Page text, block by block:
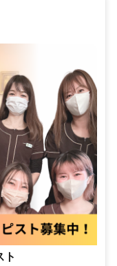
ト